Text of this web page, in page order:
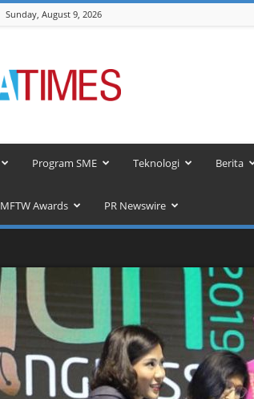
Sunday, August 9, 2026
Program SME Teknologi Berita
MFTW Awards PR Newswire